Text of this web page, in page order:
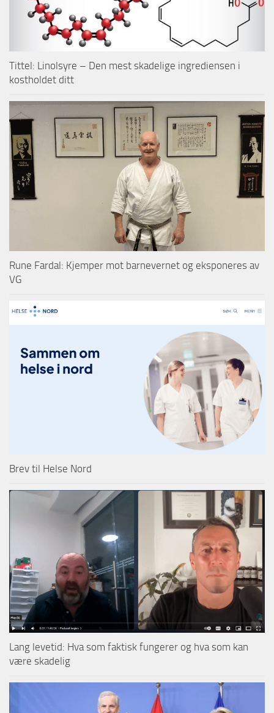
Tittel: Linolsyre – Den mest skadelige ingrediensen i
kostholdet ditt
Rune Fardal: Kjemper mot barnevernet og eksponeres av
VG
Brev til Helse Nord
Lang levetid: Hva som faktisk fungerer og hva som kan
være skadelig